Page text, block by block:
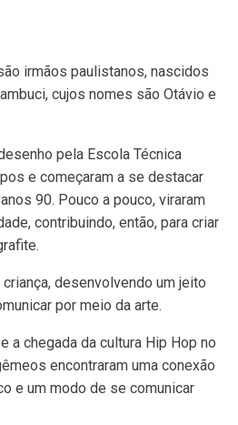
irmãos paulistanos, nascidos
cujos nomes são Otávio e
pela Escola Técnica
e começaram a se destacar
90. Pouco a pouco, viraram
contribuindo, então, para criar
desenvolvendo um jeito
por meio da arte.
a chegada da cultura Hip Hop no
encontraram uma conexão
e um modo de se comunicar